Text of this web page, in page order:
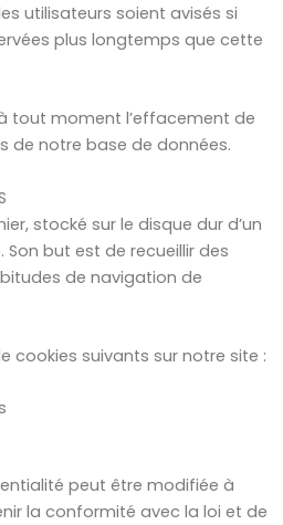
utilisateurs soient avisés si
plus longtemps que cette
tout moment l’effacement de
de notre base de données.
stocké sur le disque dur d’un
but est de recueillir des
de navigation de
cookies suivants sur notre site :
peut être modifiée à
la conformité avec la loi et de